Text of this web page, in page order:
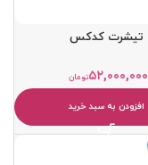
تیشرت کدکس
تومان۵۲,۰۰۰,۰۰۰
افزودن به سبد خرید